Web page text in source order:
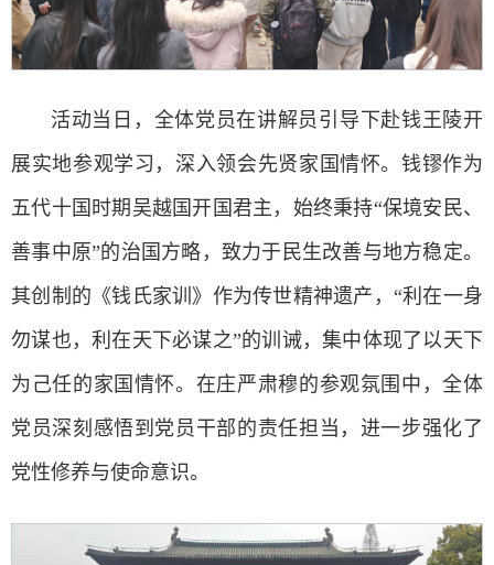
活动当日，全体党员在讲解员引导下赴钱王陵开
展实地参观学习，深入领会先贤家国情怀。钱镠作为
五代十国时期吴越国开国君主，始终秉持“保境安民、
善事中原”的治国方略，致力于民生改善与地方稳定。
其创制的《钱氏家训》作为传世精神遗产，“利在一身
勿谋也，利在天下必谋之”的训诫，集中体现了以天下
为己任的家国情怀。在庄严肃穆的参观氛围中，全体
党员深刻感悟到党员干部的责任担当，进一步强化了
党性修养与使命意识。